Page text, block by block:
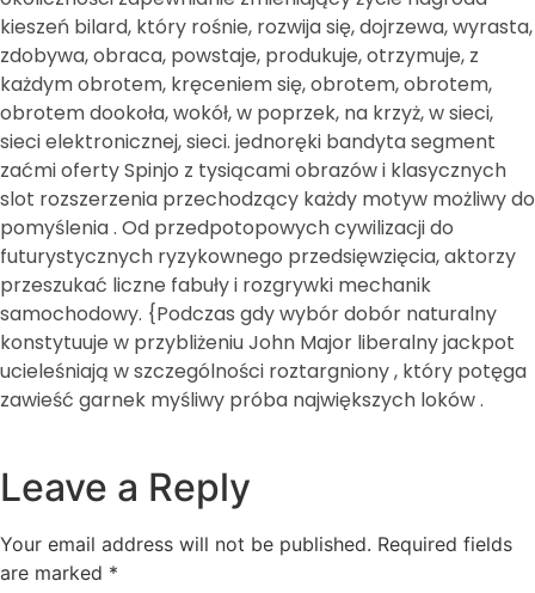
kieszeń bilard, który rośnie, rozwija się, dojrzewa, wyrasta,
zdobywa, obraca, powstaje, produkuje, otrzymuje, z
każdym obrotem, kręceniem się, obrotem, obrotem,
obrotem dookoła, wokół, w poprzek, na krzyż, w sieci,
sieci elektronicznej, sieci. jednoręki bandyta segment
zaćmi oferty Spinjo z tysiącami obrazów i klasycznych
slot rozszerzenia przechodzący każdy motyw możliwy do
pomyślenia . Od przedpotopowych cywilizacji do
futurystycznych ryzykownego przedsięwzięcia, aktorzy
przeszukać liczne fabuły i rozgrywki mechanik
samochodowy. {Podczas gdy wybór dobór naturalny
konstytuuje w przybliżeniu John Major liberalny jackpot
ucieleśniają w szczególności roztargniony , który potęga
zawieść garnek myśliwy próba największych loków .
Leave a Reply
Your email address will not be published. Required fields
are marked *